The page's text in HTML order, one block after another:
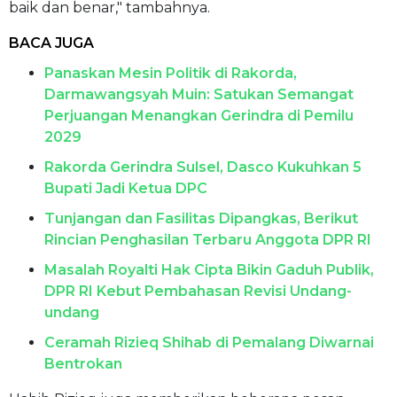
baik dan benar," tambahnya.
BACA JUGA
Panaskan Mesin Politik di Rakorda,
Darmawangsyah Muin: Satukan Semangat
Perjuangan Menangkan Gerindra di Pemilu
2029
Rakorda Gerindra Sulsel, Dasco Kukuhkan 5
Bupati Jadi Ketua DPC
Tunjangan dan Fasilitas Dipangkas, Berikut
Rincian Penghasilan Terbaru Anggota DPR RI
Masalah Royalti Hak Cipta Bikin Gaduh Publik,
DPR RI Kebut Pembahasan Revisi Undang-
undang
Ceramah Rizieq Shihab di Pemalang Diwarnai
Bentrokan